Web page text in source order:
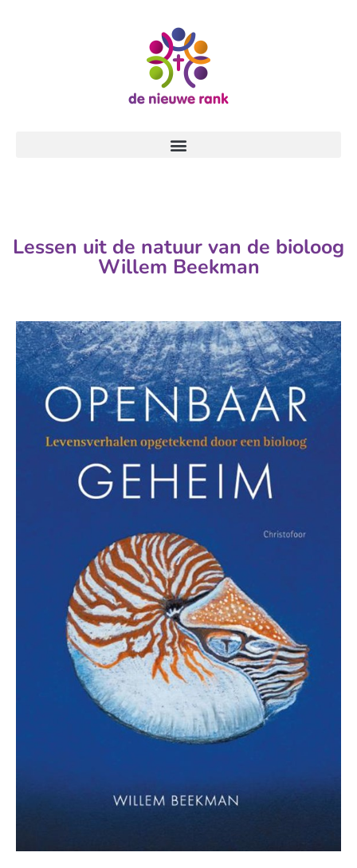
Lessen uit de natuur van de bioloog
Willem Beekman